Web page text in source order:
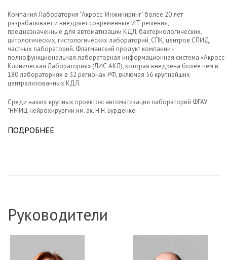
Компания Лаборатория "Акросс-Инжиниринг" более 20 лет
разрабатывает и внедряет современные ИТ решения,
предназначенные для автоматизации КДЛ, бактериологических,
цитологических, гистологических лабораторий, СПК, центров СПИД,
частных лабораторий. Флагманский продукт компании -
полнофункциональная лабораторная информационная система «Акросс-
Клиническая Лаборатория» (ЛИС АКЛ), которая внедрена более чем в
180 лабораториях в 32 регионах РФ, включая 56 крупнейших
централизованных КДЛ.
Среди наших крупных проектов: автоматизация лабораторий ФГАУ
"НМИЦ нейрохирургии им. ак. Н.Н. Бурденко
ПОДРОБНЕЕ
Руководители